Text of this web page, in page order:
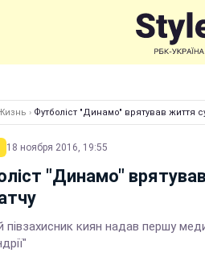
› Футболіст "Динамо" врятував життя
18 ноября 2016, 19:55
"Динамо"
півзахисник киян надав першу